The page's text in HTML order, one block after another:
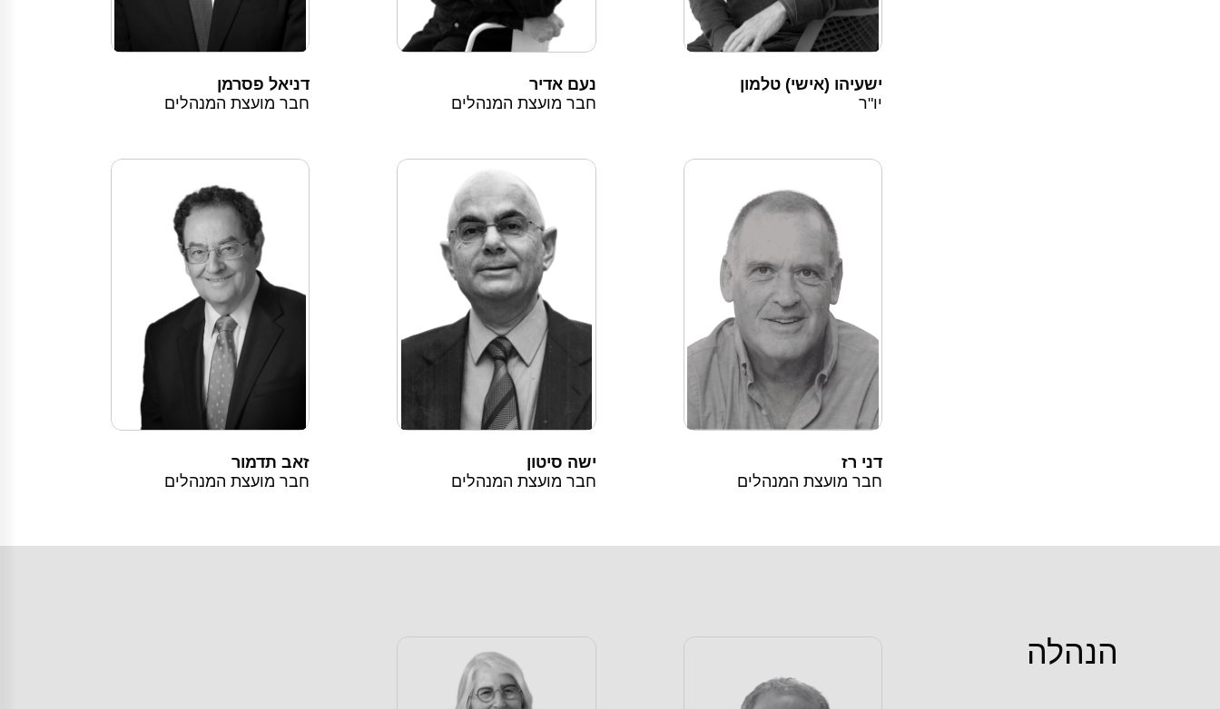
ישעיהו (אישי) טלמון
יו"ר
נעם אדיר
חבר מועצת המנהלים
דניאל פסרמן
חבר מועצת המנהלים
דני רז
חבר מועצת המנהלים
ישה סיטון
חבר מועצת המנהלים
זאב תדמור
חבר מועצת המנהלים
הנהלה